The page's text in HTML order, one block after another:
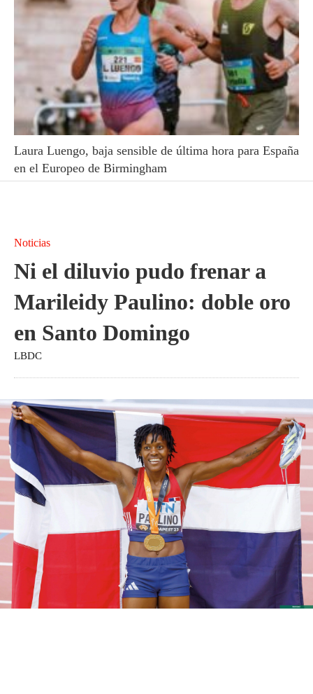
Laura Luengo, baja sensible de última hora para España
en el Europeo de Birmingham